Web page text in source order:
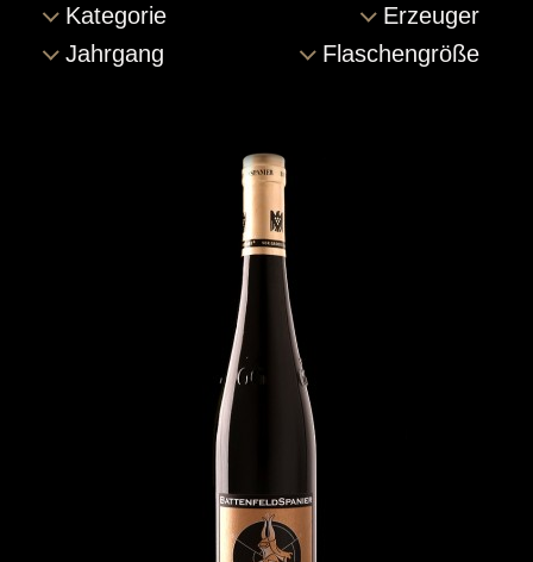
Kategorie
Erzeuger
Jahrgang
Flaschengröße